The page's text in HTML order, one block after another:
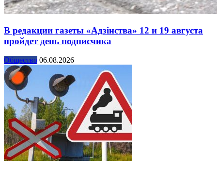
В редакции газеты «Адзінства» 12 и 19 августа
пройдет день подписчика
Общество 06.08.2026